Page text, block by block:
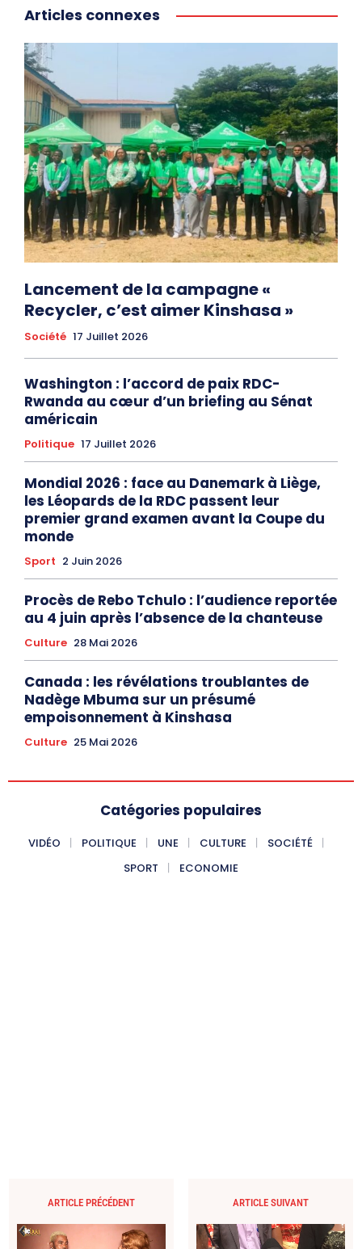
Articles connexes
Lancement de la campagne «
Recycler, c’est aimer Kinshasa »
Société 17 Juillet 2026
Washington : l’accord de paix RDC-
Rwanda au cœur d’un briefing au Sénat
américain
Politique 17 Juillet 2026
Mondial 2026 : face au Danemark à Liège,
les Léopards de la RDC passent leur
premier grand examen avant la Coupe du
monde
Sport 2 Juin 2026
Procès de Rebo Tchulo : l’audience reportée
au 4 juin après l’absence de la chanteuse
Culture 28 Mai 2026
Canada : les révélations troublantes de
Nadège Mbuma sur un présumé
empoisonnement à Kinshasa
Culture 25 Mai 2026
Catégories populaires
VIDÉO POLITIQUE UNE CULTURE
SOCIÉTÉ
SPORT
ECONOMIE
ARTICLE PRÉCÉDENT ARTICLE SUIVANT